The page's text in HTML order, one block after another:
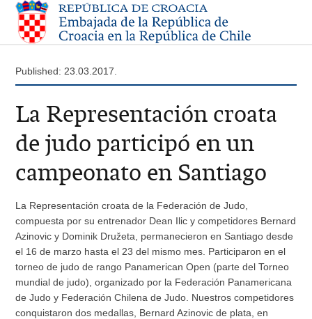
Published: 23.03.2017.
La Representación croata
de judo participó en un
campeonato en Santiago
La Representación croata de la Federación de Judo,
compuesta por su entrenador Dean Ilic y competidores Bernard
Azinovic y Dominik Družeta, permanecieron en Santiago desde
el 16 de marzo hasta el 23 del mismo mes. Participaron en el
torneo de judo de rango Panamerican Open (parte del Torneo
mundial de judo), organizado por la Federación Panamericana
de Judo y Federación Chilena de Judo. Nuestros competidores
conquistaron dos medallas, Bernard Azinovic de plata, en